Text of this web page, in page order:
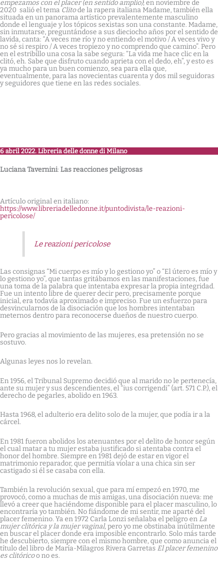
empezamos con el placer (en sentido amplio); en noviembre de
2020 salió el tema Clitode la rapera italiana Madame, también ella
situada en un panorama artístico prevalentemente masculino
donde el lenguaje y los tópicos sexistas son una constante. Madame,
sin inmutarse, preguntándose a sus dieciocho años por el sentido de
lavida, canta: “A veces me río y no entiendo el motivo / A veces vivo y
no sé si respiro / A veces tropiezo y no comprendo que camino”. Pero
en el estribillo una cosa la sabe segura: “La vida me hace clic en la
clitó, eh. Sabe que disfruto cuando aprieta con el dedo, eh”, y esto es
ya mucho para un buen comienzo, sea para ella que,
eventualmente, para las novecientas cuarenta y dos mil seguidoras
y seguidores que tiene en las redes sociales.
6 abril 2022. Libreria delle donne di Milano
Luciana Tavernini: Las reacciones peligrosas
Artículo original en italiano:
https://www.libreriadelledonne.it/puntodivista/le-reazioni-
pericolose/
Le reazioni pericolose
Las consignas “Mi cuerpo es mío y lo gestiono yo” o “El útero es mío y
lo gestiono yo”, que tantas gritábamos en las manifestaciones, fue
una toma de la palabra que intentaba expresar la propia integridad.
Fue un intento libre de querer decir pero, precisamente porque
inicial, era todavía aproximado e impreciso. Fue un esfuerzo para
desvincularnos de la disociación que los hombres intentaban
meternos dentro para reconocerse dueños de nuestro cuerpo.
Pero gracias al movimiento de las mujeres, esa pretensión no se
sostuvo.
Algunas leyes nos lo revelan.
En 1956, el Tribunal Supremo decidió que al marido no le pertenecía,
ante su mujer y sus descendientes, el “ius corrigendi” (art. 571 C.P.), el
derecho de pegarles, abolido en 1963.
Hasta 1968, el adulterio era delito solo de la mujer, que podía ir a la
cárcel.
En 1981 fueron abolidos los atenuantes por el delito de honor según
el cual matar a tu mujer estaba justificado si atentaba contra el
honor del hombre. Siempre en 1981 dejó de estar en vigor el
matrimonio reparador, que permitía violar a una chica sin ser
castigado si él se casaba con ella.
También la revolución sexual, que para mí empezó en 1970, me
provocó, como a muchas de mis amigas, una disociación nueva: me
llevó a creer que haciéndome disponible para el placer masculino, lo
encontraría yo también. No fiándome de mi sentir, me aparté del
placer femenino. Ya en 1972 Carla Lonzi señalaba el peligro en La
mujer clitórica y la mujer vaginal,pero yo me obstinaba inútilmente
en buscar el placer donde era imposible encontrarlo. Solo más tarde
he descubierto, siempre con el mismo hombre, que como anuncia el
título del libro de María-Milagros Rivera Garretas El placer femenino
es clitóricoo no es.